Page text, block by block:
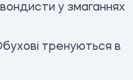
у змаганнях
тренуються в